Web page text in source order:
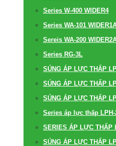
Series W-400 WIDER4
Series WA-101
Sereis WA-200
Series RG-3L
SÚNG ÁP LỰC THẤP
SÚNG ÁP LỰC THẤP
SÚNG ÁP LỰC THẤP
Series áp lực thấp LPH-
SERIES ÁP LỰC THẤP
SÚNG ÁP LỰC THẤP